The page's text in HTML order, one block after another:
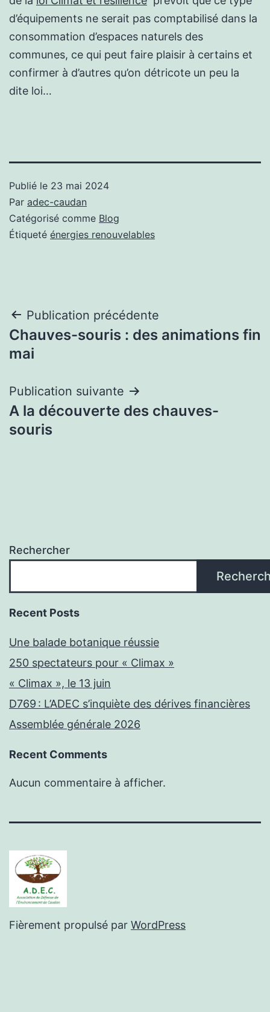
d’équipements ne serait pas comptabilisé dans la
consommation d’espaces naturels des
communes, ce qui peut faire plaisir à certains et
confirmer à d’autres qu’on détricote un peu la
dite loi…
Publié le 23 mai 2024
Par adec-caudan
Catégorisé comme Blog
Étiqueté énergies renouvelables
Navigation
de
Publication précédente
Chauves-souris : des animations fin
mai
Publication suivante
A la découverte des chauves-
souris
Rechercher
Recent Posts
Une balade botanique réussie
250 spectateurs pour « Climax »
« Climax », le 13 juin
D769 : L’ADEC s’inquiète des dérives financières
Assemblée générale 2026
Recent Comments
Aucun commentaire à afficher.
Fièrement propulsé par WordPress